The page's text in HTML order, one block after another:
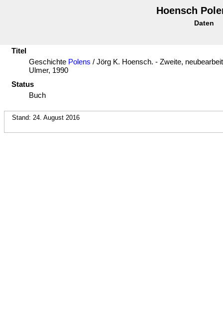
Hoensch
Daten
Titel
Geschichte Polens / Jörg K. Hoensch. - Zweite,
Ulmer, 1990
Status
Buch
Stand: 24. August 2016